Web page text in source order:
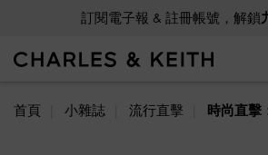
訂閱電子報 & 註冊帳號，解鎖
首頁 小雜誌 流行直擊 時尚直擊